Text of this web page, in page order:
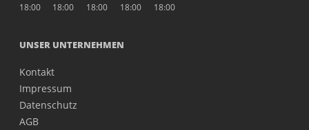
18:00
18:00
18:00
18:00
18:00
UNSER UNTERNEHMEN
Kontakt
Impressum
Datenschutz
AGB